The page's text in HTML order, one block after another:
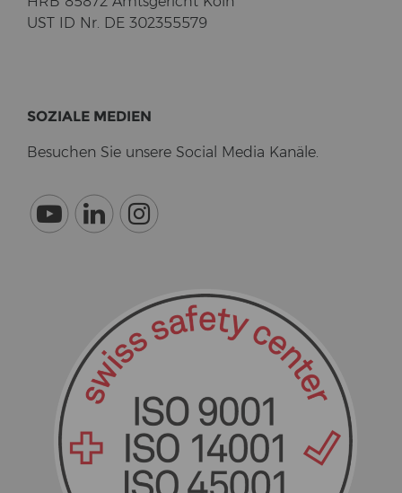
UST ID Nr. DE 302355579
SO­ZIA­LE ME­DI­EN
Be­su­chen Sie un­se­re So­cial Media Ka­nä­le.